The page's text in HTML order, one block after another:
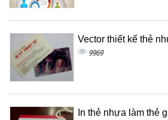
Vector thiết kế thẻ
9969
In thẻ nhựa làm thẻ